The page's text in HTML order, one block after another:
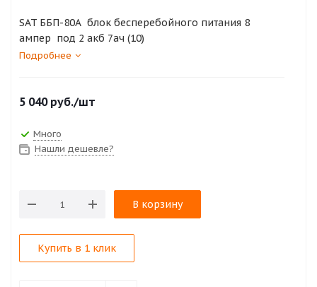
SAT ББП-80А блок бесперебойного питания 8
ампер под 2 акб 7ач (10)
Подробнее
5 040руб./шт
Много
Нашли дешевле?
В корзину
Купить в 1 клик